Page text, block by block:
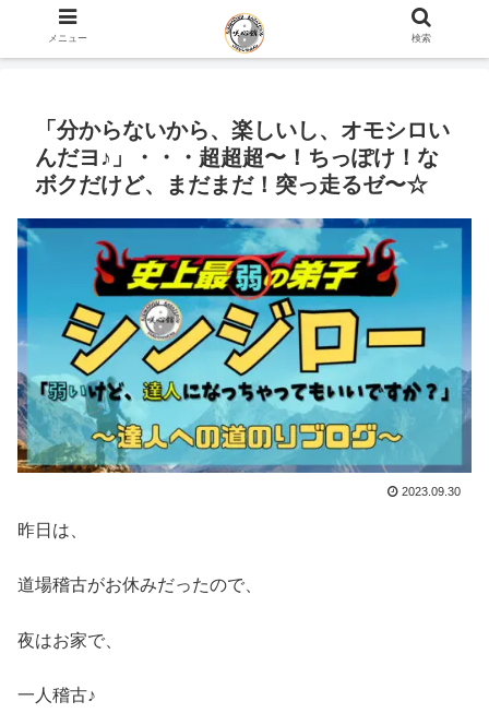
ホーム 史上最弱の弟子のブログ
「分からないから、楽しいし、オモシロい
んだヨ♪」・・・超超超〜！ちっぽけ！な
ボクだけど、まだまだ！突っ走るゼ〜☆
2023.09.30
昨日は、
道場稽古がお休みだったので、
夜はお家で、
一人稽古♪
メニュー 検索